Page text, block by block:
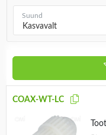
Kasvavalt
Suund
COAX-WT-LC